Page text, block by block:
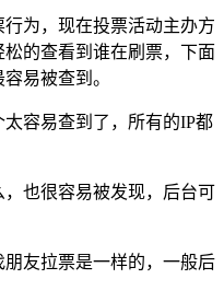
为，现在投票活动主办方
的查看到谁在刷票，下面
易被查到。
容易查到了，所有的IP都
也很容易被发现，后台可
友拉票是一样的，一般后